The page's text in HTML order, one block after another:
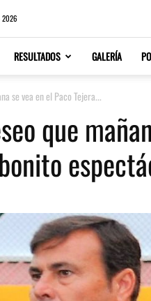
2026
RESULTADOS GALERÍA
se vea en el Paco Tejera...
que